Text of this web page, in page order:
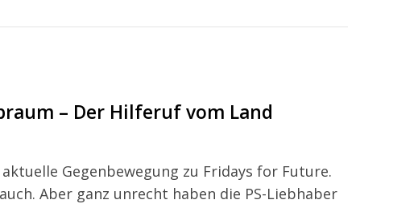
– Der Hilferuf vom Land
Gegenbewegung zu Fridays for Future.
Aber ganz unrecht haben die PS-Liebhaber